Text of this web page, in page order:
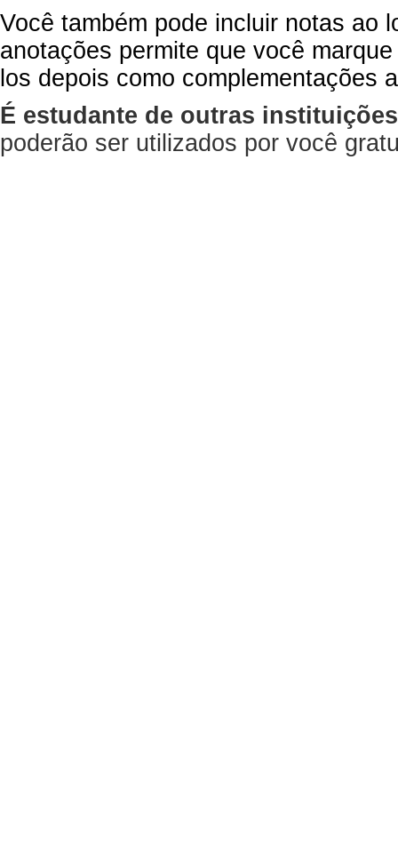
Você também pode incluir notas ao
anotações permite que você
los depois como complementações
É estudante de outras
poderão ser utilizados por você